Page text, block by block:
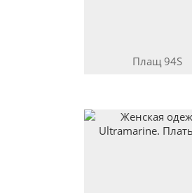
Плащ94S